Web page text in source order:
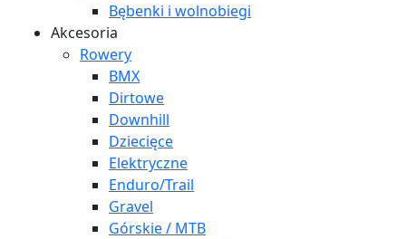
Bębenki i wolnobiegi
Akcesoria
Rowery
BMX
Dirtowe
Downhill
Dziecięce
Elektryczne
Enduro/Trail
Gravel
Górskie / MTB